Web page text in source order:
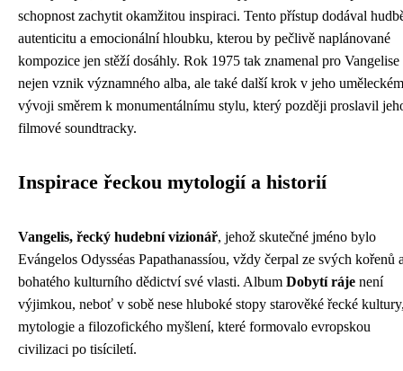
schopnost zachytit okamžitou inspiraci. Tento přístup dodával
autenticitu a emocionální hloubku, kterou by pečlivě naplánované
kompozice jen stěží dosáhly. Rok 1975 tak znamenal pro Vangelise
nejen vznik významného alba, ale také další krok v jeho uměleckém
vývoji směrem k monumentálnímu stylu, který později proslavil
filmové soundtracky.
Inspirace řeckou mytologií a historií
Vangelis, řecký hudební vizionář, jehož skutečné jméno bylo
Evángelos Odysséas Papathanassíou, vždy čerpal ze svých kořenů
bohatého kulturního dědictví své vlasti. Album Dobytí ráje není
výjimkou, neboť v sobě nese hluboké stopy starověké řecké
mytologie a filozofického myšlení, které formovalo evropskou
civilizaci po tisíciletí.